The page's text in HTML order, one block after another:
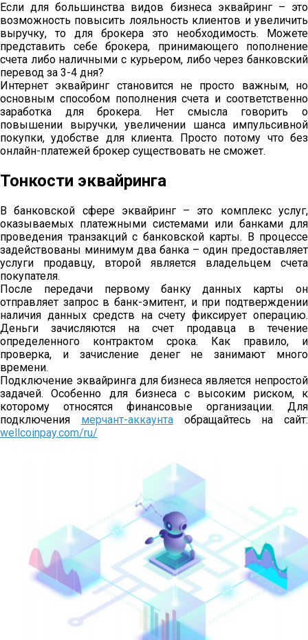
Если для большинства видов бизнеса эквайринг – это
возможность повысить лояльность клиентов и увеличить
выручку, то для брокера это необходимость. Можете
представить себе брокера, принимающего пополнение
счета либо наличными с курьером, либо через банковский
перевод за 3-4 дня?
Интернет эквайринг становится не просто важным, но
основным способом пополнения счета и соответственно
заработка для брокера. Нет смысла говорить о
повышении выручки, увеличении шанса импульсивной
покупки, удобстве для клиента. Просто потому что без
онлайн-платежей брокер существовать не сможет.
Тонкости эквайринга
В банковской сфере эквайринг – это комплекс услуг,
оказываемых платежными системами или банками для
проведения транзакций с банковской карты. В процессе
задействованы минимум два банка – один предоставляет
услуги продавцу, второй является владельцем счета
покупателя.
После передачи первому банку данных карты он
отправляет запрос в банк-эмитент, и при подтверждении
наличия данных средств на счету фиксирует операцию.
Деньги зачисляются на счет продавца в течение
определенного контрактом срока. Как правило, и
проверка, и зачисление денег не занимают много
времени.
Подключение эквайринга для бизнеса является непростой
задачей. Особенно для бизнеса с высоким риском, к
которому относятся финансовые организации. Для
подключения мерчант-аккаунтаобращайтесь на сайт:
wellcoinpay.com/ru/